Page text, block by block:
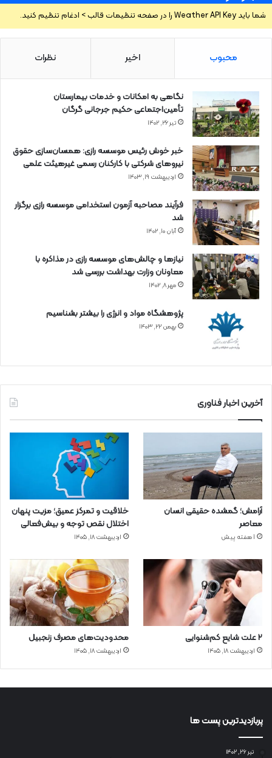
شما باید Weather API Key را در صفحه تنظیمات قالب > ادغام تنظیم کنید.
محبوب اخیر نظرات
نگاهی به امکانات و خدمات بیمارستان
تأمین‌اجتماعی حکیم جرجانی گرگان
تیر ۲۶, ۱۴۰۲
خبر خوش رئیس موسسه رازی: همسان‌سازی حقوق
نیروهای شرکتی با کارکنان رسمی غیرهیئت علمی
اردیبهشت ۱۹, ۱۴۰۳
فرآیند مصاحبه آزمون استخدامی موسسه رازی برگزار
شد
آبان ۱۰, ۱۴۰۲
نیازها و چالش‌های موسسه رازی در مذاکره با
معاونان وزارت بهداشت بررسی شد
مهر ۸, ۱۴۰۲
پژوهشگاه مواد و انرژی را بیشتر بشناسیم
بهمن ۲۲, ۱۴۰۳
آخرین اخبار فناوری
آرامش؛ گمشده حقیقی انسان
معاصر
1 هفته پیش
خلاقیت و تمرکز عمیق؛ مزیت پنهان
اختلال نقص توجه و بیش‌فعالی
اردیبهشت ۱۸, ۱۴۰۵
۲ علت شایع‌ کم‌شنوایی
اردیبهشت ۱۸, ۱۴۰۵
محدودیت‌های مصرف زنجبیل
اردیبهشت ۱۸, ۱۴۰۵
پربازدیدترین پست ها
تیر ۲۶, ۱۴۰۲